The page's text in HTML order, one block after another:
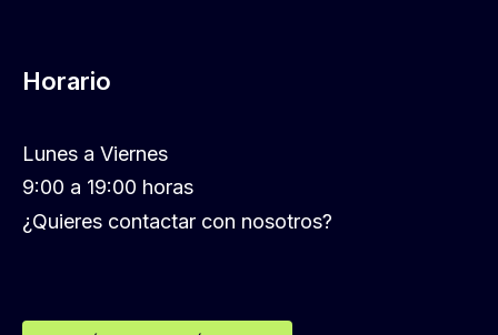
Horario
Lunes a Viernes
9:00 a 19:00 horas
¿Quieres contactar con nosotros?